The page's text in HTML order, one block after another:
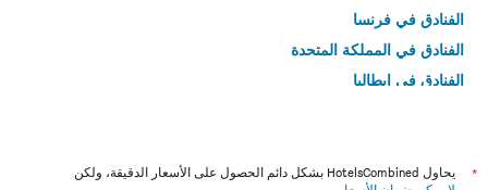
الفنادق في فرنسا
الفنادق في المملكة المتحدة
الفنادق في إيطاليا
*
يحاول HotelsCombined بشكل دائم الحصول على الأسعار الدقيقة، ولكن